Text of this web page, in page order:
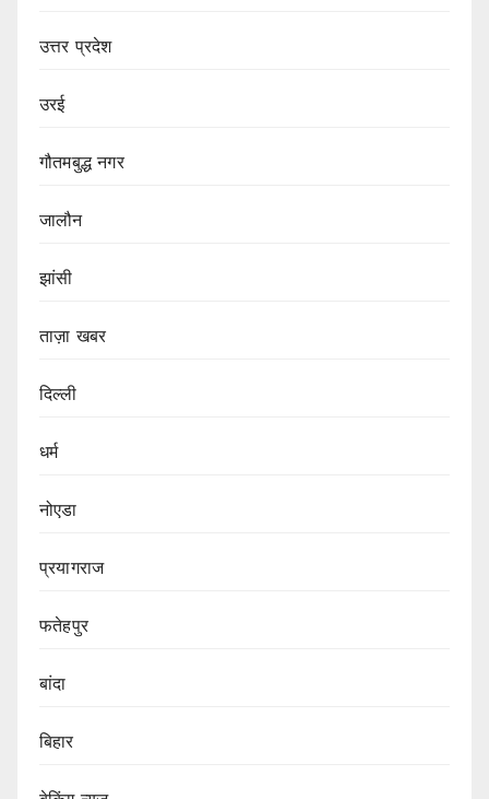
उत्तर प्रदेश
उरई
गौतमबुद्ध नगर
जालौन
झांसी
ताज़ा खबर
दिल्ली
धर्म
नोएडा
प्रयागराज
फतेहपुर
बांदा
बिहार